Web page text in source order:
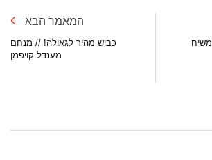
המאמר הבא
כביש מהיר לגאולה! // מנחם
מענדל קויפמן